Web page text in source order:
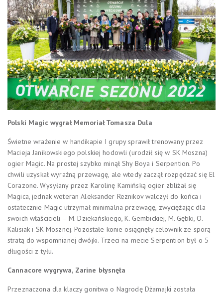
Polski Magic wygrał Memoriał Tomasza Dula
Świetne wrażenie w handikapie I grupy sprawił trenowany przez
Macieja Janikowskiego polskiej hodowli (urodził się w SK Moszna)
ogier Magic. Na prostej szybko minął Shy Boya i Serpention. Po
chwili uzyskał wyraźną przewagę, ale wtedy zaczął rozpędzać się El
Corazone. Wysyłany przez Karolinę Kamińską ogier zbliżał się
Magica, jednak weteran Aleksander Reznikov walczył do końca i
ostatecznie Magic utrzymał minimalna przewagę, zwyciężając dla
swoich właścicieli – M. Dziekańskiego, K. Gembickiej, M. Gębki, O.
Kalisiak i SK Mosznej. Pozostałe konie osiągnęły celownik ze sporą
stratą do wspomnianej dwójki. Trzeci na mecie Serpention był o 5
długości z tyłu.
Cannacore wygrywa, Zarine błysnęła
Przeznaczona dla klaczy gonitwa o Nagrodę Dżamajki została